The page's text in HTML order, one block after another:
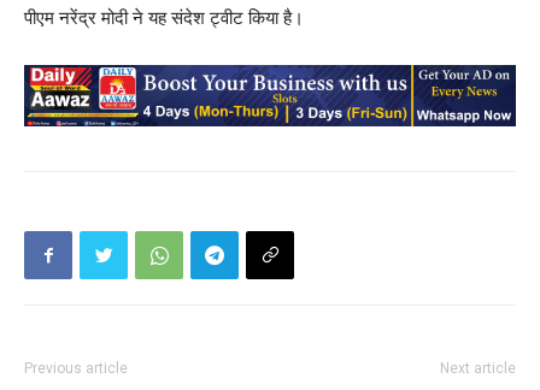
पीएम नरेंद्र मोदी ने यह संदेश ट्वीट किया है।
Previous article Next article